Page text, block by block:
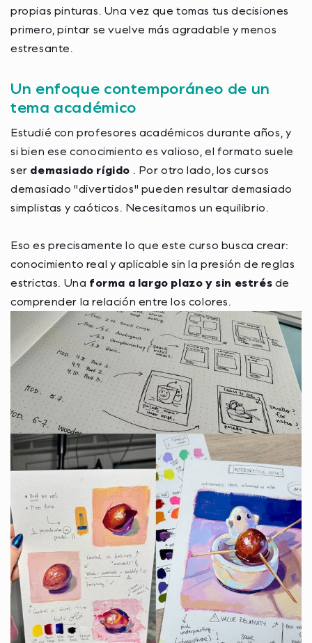
propias pinturas. Una vez que tomas tus decisiones
primero, pintar se vuelve más agradable y menos
estresante.
Un enfoque contemporáneo de un
tema académico
Estudié con profesores académicos durante años, y
si bien ese conocimiento es valioso, el formato suele
ser demasiado rígido . Por otro lado, los cursos
demasiado "divertidos" pueden resultar demasiado
simplistas y caóticos. Necesitamos un equilibrio.
Eso es precisamente lo que este curso busca crear:
conocimiento real y aplicable sin la presión de reglas
estrictas. Una forma a largo plazo y sin estrés de
comprender la relación entre los colores.